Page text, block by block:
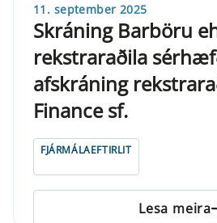
11. september 2025
Skráning Barböru
rekstraraðila
afskráning
Finance sf.
FJÁRMÁLAEFTIRLIT
Lesa meira